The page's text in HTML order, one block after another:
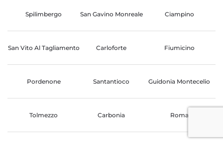
Spilimbergo San Gavino Monreale Ciampino
San Vito Al Tagliamento Carloforte Fiumicino
Pordenone Santantioco Guidonia Montecelio
Tolmezzo Carbonia Roma